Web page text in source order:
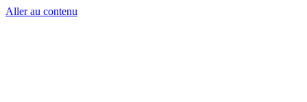
Aller au contenu